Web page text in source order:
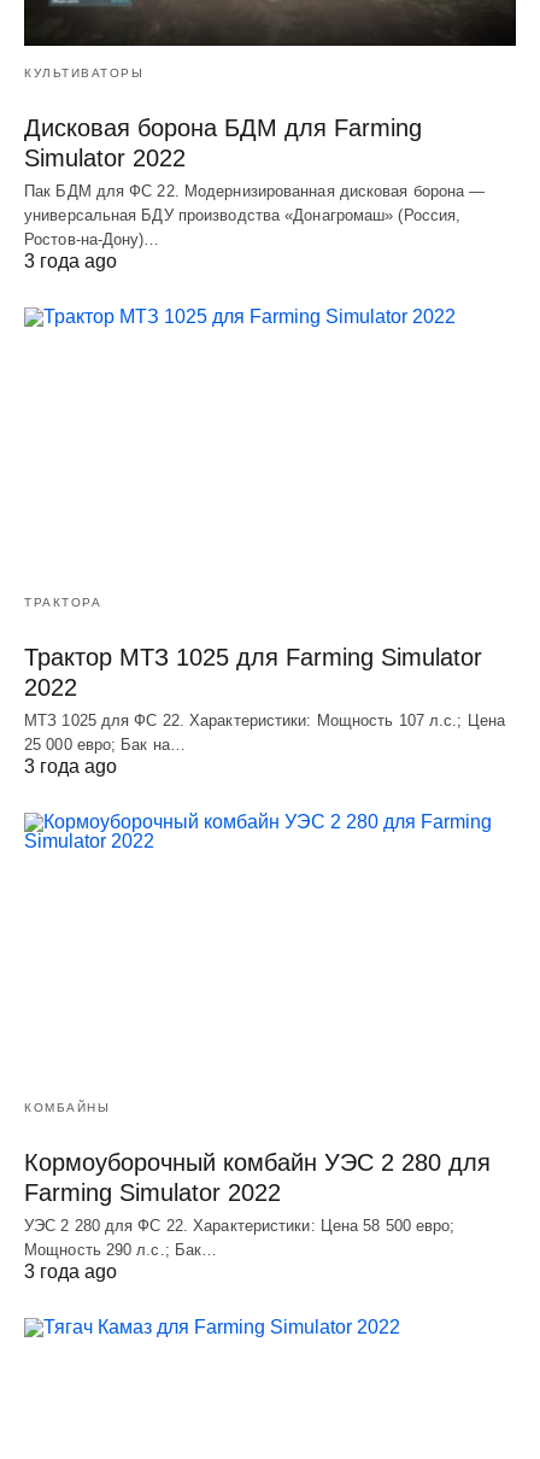
КУЛЬТИВАТОРЫ
Дисковая борона БДМ для Farming
Simulator 2022
Пак БДМ для ФС 22. Модернизированная дисковая борона —
универсальная БДУ производства «Донагромаш» (Россия,
Ростов-на-Дону)…
3 года ago
ТРАКТОРА
Трактор МТЗ 1025 для Farming Simulator
2022
МТЗ 1025 для ФС 22. Характеристики: Мощность 107 л.c.; Цена
25 000 евро; Бак на…
3 года ago
КОМБАЙНЫ
Кормоуборочный комбайн УЭC 2 280 для
Farming Simulator 2022
УЭC 2 280 для ФС 22. Характеристики: Цена 58 500 евро;
Мощность 290 л.с.; Бак…
3 года ago